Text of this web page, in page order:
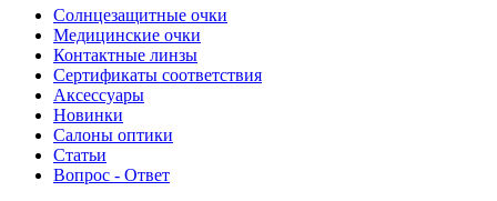
Солнцезащитные очки
Медицинские очки
Контактные линзы
Сертификаты соответствия
Аксессуары
Новинки
Салоны оптики
Статьи
Вопрос - Ответ